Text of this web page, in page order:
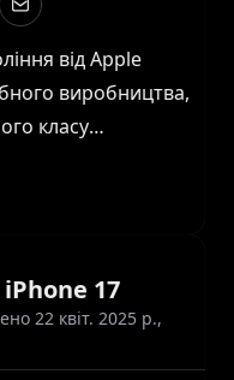
від Apple
виробництва,
класу
з джерелами
Apple. У
Digital, який
цими заявами,
17e наразі
17
22 квіт. 2025 р.,